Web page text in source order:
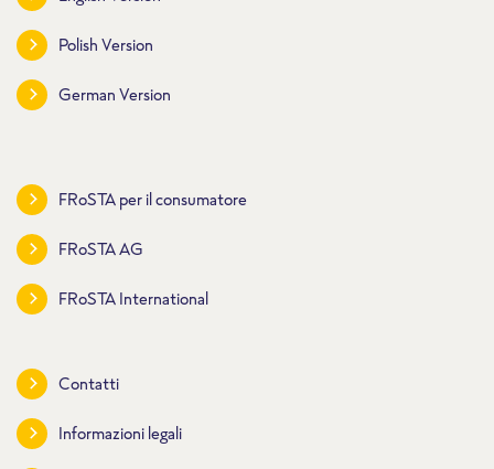
Polish Version
German Version
FRoSTA per il consumatore
FRoSTA AG
FRoSTA International
Contatti
Informazioni legali